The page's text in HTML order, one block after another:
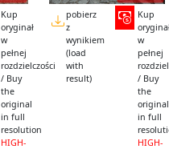
Kup
oryginał
w
pełnej
rozdzielczości
/ Buy
the
original
in full
resolution
HIGH-
pobierz
z
wynikiem
(load
with
result)
Kup
w
pełnej
/ Buy
the
original
in full
HIGH-